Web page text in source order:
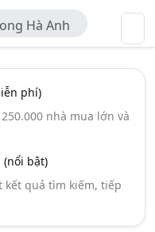
Hà Anh
phí)
nhà mua lớn và
(nổi bật)
quả tìm kiếm, tiếp